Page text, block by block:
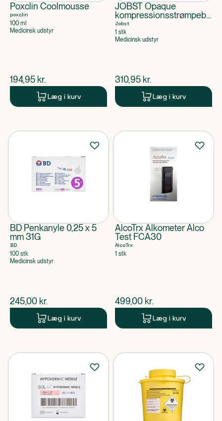
Poxclin Coolmousse
poxclin
100 ml
Medicinsk udstyr
$nuværende pris
194,95 kr.
Læg i kurv
JOBST Opaque
kompressionsstrømpebuks,
Naturel, Str. M
Jobst
1 stk
Medicinsk udstyr
$nuværende pris
310,95 kr.
Læg i kurv
BD Penkanyle 0,25 x 5
mm 31G
BD
100 stk
Medicinsk udstyr
$nuværende pris
245,00 kr.
Læg i kurv
AlcoTrx Alkometer Alco
Test FCA30
AlcoTrx
1 stk
$nuværende pris
499,00 kr.
Læg i kurv